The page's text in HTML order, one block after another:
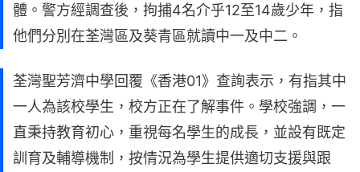
體。警方經調查後，拘捕4名介乎12至14歲少年，指
他們分別在荃灣區及葵青區就讀中一及中二。
荃灣聖芳濟中學回覆《香港01》查詢表示，有指其中
一人為該校學生，校方正在了解事件。學校強調，一
直秉持教育初心，重視每名學生的成長，並設有既定
訓育及輔導機制，按情況為學生提供適切支援與跟